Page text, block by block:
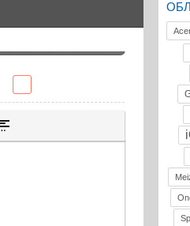
текста
цитатыспойлера